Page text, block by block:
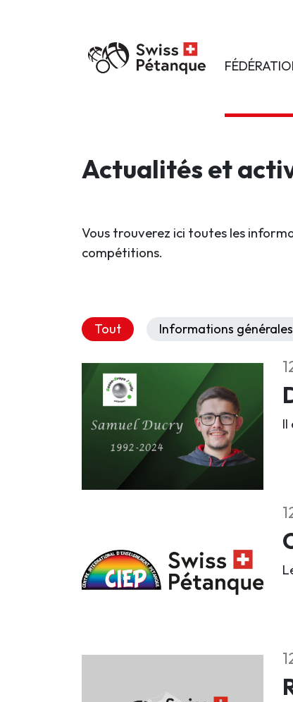
Actualités et
Vous trouverez ici toutes les
compétitions.
Tout Informations générales
Il